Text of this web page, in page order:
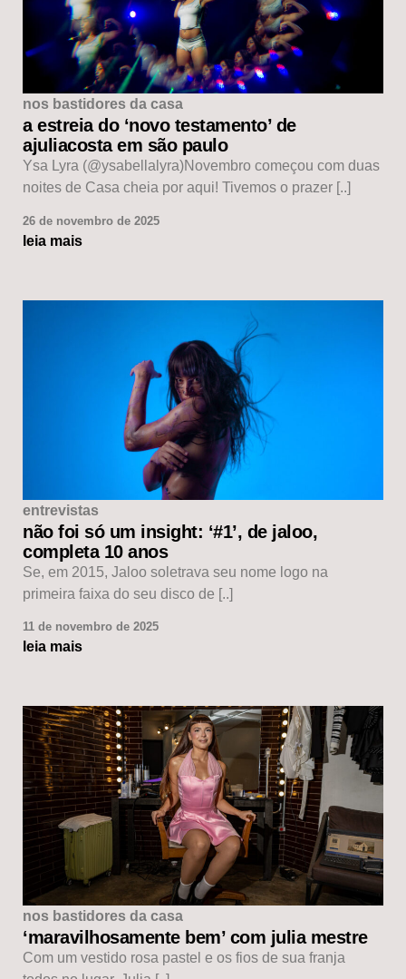
nos bastidores da casa
a estreia do ‘novo testamento’ de
ajuliacosta em são paulo
Ysa Lyra (@ysabellalyra)Novembro começou com duas
noites de Casa cheia por aqui! Tivemos o prazer [..]
26 de novembro de 2025
leia mais
entrevistas
não foi só um insight: ‘#1’, de jaloo,
completa 10 anos
Se, em 2015, Jaloo soletrava seu nome logo na
primeira faixa do seu disco de [..]
11 de novembro de 2025
leia mais
nos bastidores da casa
‘maravilhosamente bem’ com julia mestre
Com um vestido rosa pastel e os fios de sua franja